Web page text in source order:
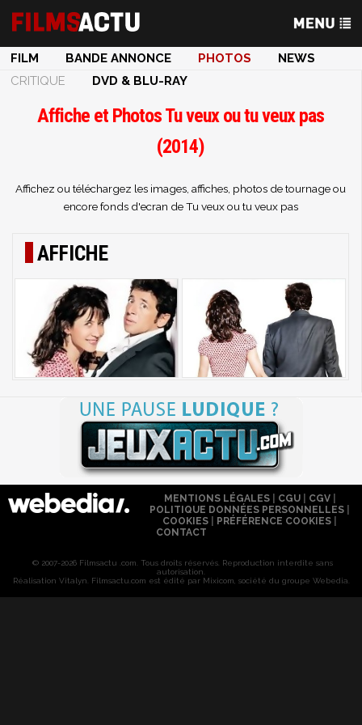
FILM BANDE ANNONCE PHOTOS
NEWS
CRITIQUE
DVD & BLU-RAY
Affiche et Photos Tu veux ou tu veux pas
(2014)
Affichez ou téléchargez les images, affiches, photos de tournage ou
encore fonds d'ecran de Tu veux ou tu veux pas
AFFICHE
MENTIONS LÉGALES| CGU| CGV|
POLITIQUE DONNÉES PERSONNELLES
COOKIES
PRÉFÉRENCE COOKIES
CONTACT
© 2007-2026 Filmsactu .com. Tous droits réservés. Reproduction interdite sans
autorisation.
Réalisation Vitalyn . Filmsactu .com est édité par Mixicom, société du groupe Webedia.